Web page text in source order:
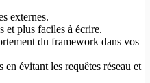
externes.
et plus faciles à écrire.
du framework dans vos
en évitant les requêtes réseau et